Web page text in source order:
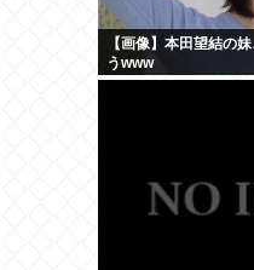
【画像】本田望結の
うwww